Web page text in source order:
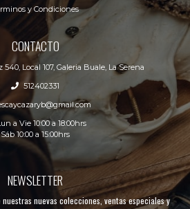
y Condiciones
CONTACTO
540, Local 107, Galeria Buale, La Serena
512402331
a Vie 10:00 a 18:00hrs
Sáb 10:00 a 15:00hrs
NEWSLETTER
nuevas colecciones, ventas especiales y